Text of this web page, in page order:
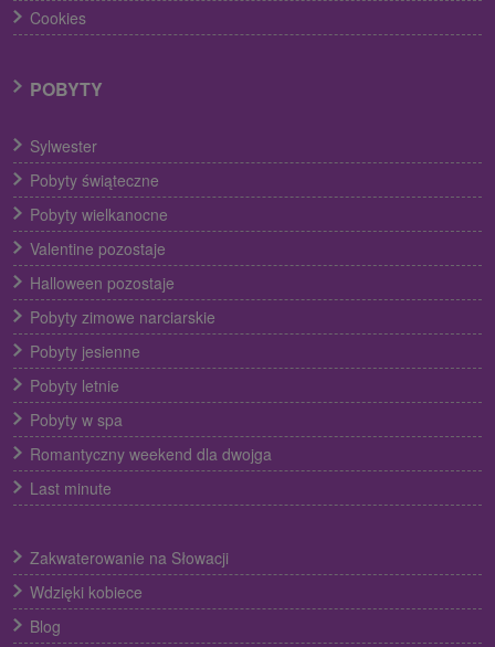
Cookies
POBYTY
Sylwester
Pobyty świąteczne
Pobyty wielkanocne
Valentine pozostaje
Halloween pozostaje
Pobyty zimowe narciarskie
Pobyty jesienne
Pobyty letnie
Pobyty w spa
Romantyczny weekend dla dwojga
Last minute
Zakwaterowanie na Słowacji
Wdzięki kobiece
Blog